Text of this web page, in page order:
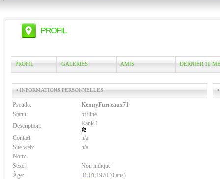
PROFIL
PROFIL GALERIES AMIS DERNIER 10
• INFORMATIONS PERSONNELLES
Pseudo:
KennyFurneaux71
Statut:
offline
Description:
Rank 1
Contact:
n/a
Site web:
n/a
Nom:
Sexe:
Non indiqué
Âge:
01.01.1970 (0 ans)
•